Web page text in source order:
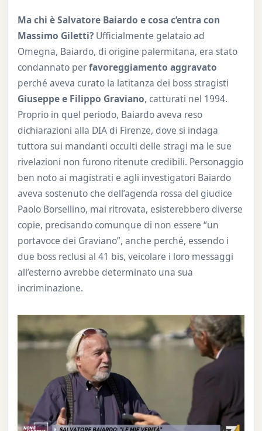
Ma chi è Salvatore Baiardo e cosa c’entra con
Massimo Giletti? Ufficialmente gelataio ad
Omegna, Baiardo, di origine palermitana, era stato
condannato perfavoreggiamento aggravato
perché aveva curato la latitanza dei boss stragisti
Giuseppe e Filippo Graviano, catturati nel 1994.
Proprio in quel periodo, Baiardo aveva reso
dichiarazioni alla DIA di Firenze, dove si indaga
tuttora sui mandanti occulti delle stragi ma le sue
rivelazioni non furono ritenute credibili. Personaggio
ben noto ai magistrati e agli investigatori Baiardo
aveva sostenuto che dell’agenda rossa del giudice
Paolo Borsellino, mai ritrovata, esisterebbero diverse
copie, precisando comunque di non essere “un
portavoce dei Graviano”, anche perché, essendo i
due boss reclusi al 41 bis, veicolare i loro messaggi
all’esterno avrebbe determinato una sua
incriminazione.